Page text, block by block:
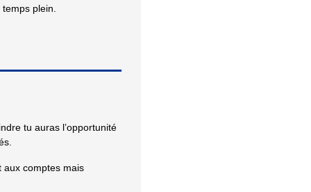
plein.
tu auras l’opportunité
aux comptes mais